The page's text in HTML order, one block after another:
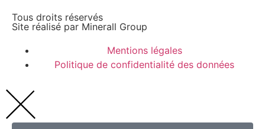
Tous droits réservés
Site réalisé par Minerall Group
Mentions légales
Politique de confidentialité des données